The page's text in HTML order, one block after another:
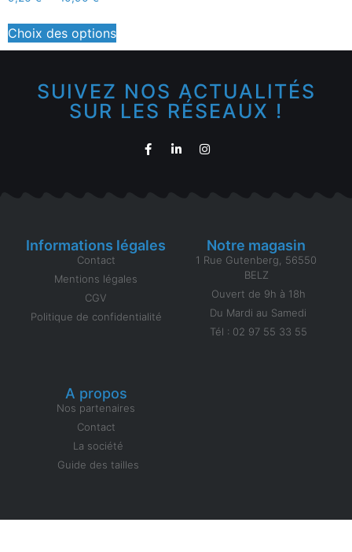
Choix des options
SUIVEZ NOS ACTUALITÉS
SUR LES RÉSEAUX !
Informations légales
Contact
Mentions légales
CGV
Politique de confidentialité
Notre magasin
1 Rue Gutenberg, 56550
BELZ
Ouvert de 9h à 18h
Du Mardi au Samedi
Tél : 02 97 55 33 55
A propos
Nos partenaires
Contact
La société
Guide des tailles